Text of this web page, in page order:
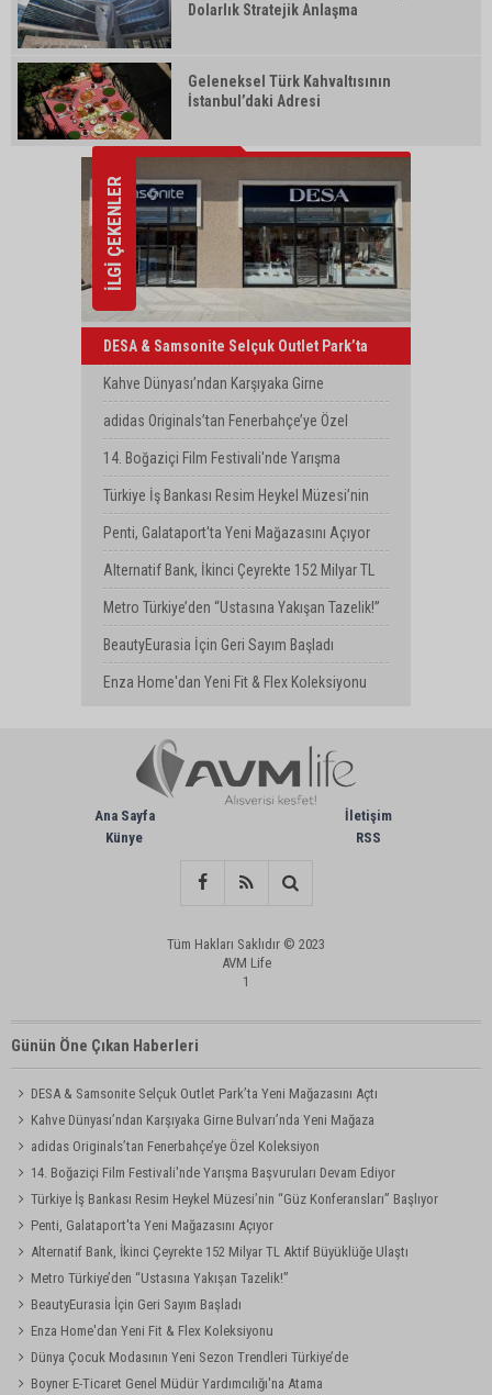
Dolarlık Stratejik Anlaşma
Geleneksel Türk Kahvaltısının
İstanbul’daki Adresi
İLGİ ÇEKENLER
DESA & Samsonite Selçuk Outlet Park’ta
Yeni Mağazasını Açtı
Kahve Dünyası’ndan Karşıyaka Girne
Bulvarı’nda Yeni Mağaza
adidas Originals’tan Fenerbahçe’ye Özel
Koleksiyon
14. Boğaziçi Film Festivali'nde Yarışma
Başvuruları Devam Ediyor
Türkiye İş Bankası Resim Heykel Müzesi’nin
“Güz Konferansları” Başlıyor
Penti, Galataport'ta Yeni Mağazasını Açıyor
Alternatif Bank, İkinci Çeyrekte 152 Milyar TL
Aktif Büyüklüğe Ulaştı
Metro Türkiye’den “Ustasına Yakışan Tazelik!”
BeautyEurasia İçin Geri Sayım Başladı
Enza Home'dan Yeni Fit & Flex Koleksiyonu
Ana Sayfa
Künye
İletişim
RSS
Tüm Hakları Saklıdır © 2023
AVM Life
1
Günün Öne Çıkan Haberleri
DESA & Samsonite Selçuk Outlet Park’ta Yeni Mağazasını Açtı
Kahve Dünyası’ndan Karşıyaka Girne Bulvarı’nda Yeni Mağaza
adidas Originals’tan Fenerbahçe’ye Özel Koleksiyon
14. Boğaziçi Film Festivali'nde Yarışma Başvuruları Devam Ediyor
Türkiye İş Bankası Resim Heykel Müzesi’nin “Güz Konferansları” Başlıyor
Penti, Galataport'ta Yeni Mağazasını Açıyor
Alternatif Bank, İkinci Çeyrekte 152 Milyar TL Aktif Büyüklüğe Ulaştı
Metro Türkiye’den “Ustasına Yakışan Tazelik!”
BeautyEurasia İçin Geri Sayım Başladı
Enza Home'dan Yeni Fit & Flex Koleksiyonu
Dünya Çocuk Modasının Yeni Sezon Trendleri Türkiye’de
Boyner E-Ticaret Genel Müdür Yardımcılığı'na Atama